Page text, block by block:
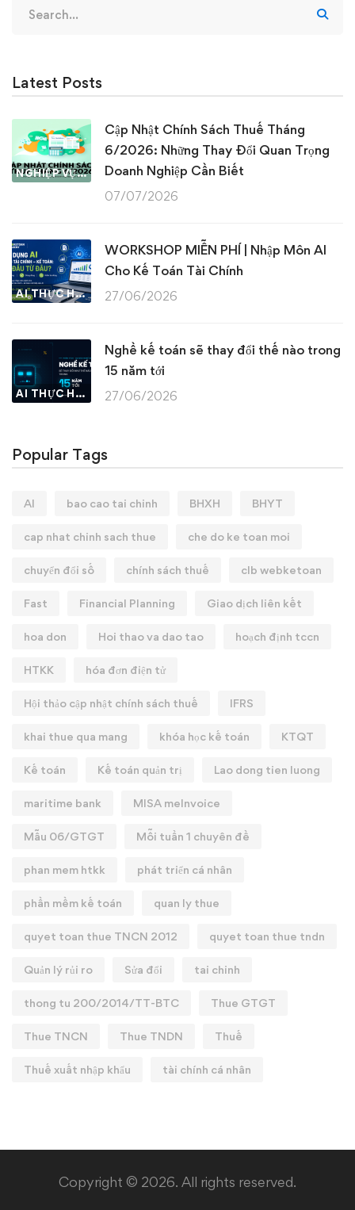
for:
Latest Posts
NGHIỆP VỤ KẾ TOÁN & THUẾ
Cập Nhật Chính Sách Thuế Tháng
6/2026: Những Thay Đổi Quan Trọng
Doanh Nghiệp Cần Biết
07/07/2026
AI THỰC HÀNH
WORKSHOP MIỄN PHÍ | Nhập Môn AI
Cho Kế Toán Tài Chính
27/06/2026
AI THỰC HÀNH
Nghề kế toán sẽ thay đổi thế nào trong
15 năm tới
27/06/2026
Popular Tags
AI bao cao tai chinh BHXH BHYT
cap nhat chinh sach thue che do ke toan moi
chuyển đổi số chính sách thuế clb webketoan
Fast Financial Planning Giao dịch liên kết
hoa don Hoi thao va dao tao hoạch định tccn
HTKK hóa đơn điện tử
Hội thảo cập nhật chính sách thuế IFRS
khai thue qua mang khóa học kế toán KTQT
Kế toán Kế toán quản trị Lao dong tien luong
maritime bank MISA meInvoice
Mẫu 06/GTGT Mỗi tuần 1 chuyên đề
phan mem htkk phát triển cá nhân
phần mềm kế toán quan ly thue
quyet toan thue TNCN 2012 quyet toan thue tndn
Quản lý rủi ro Sửa đổi tai chinh
thong tu 200/2014/TT-BTC Thue GTGT
Thue TNCN Thue TNDN Thuế
Thuế xuất nhập khẩu tài chính cá nhân
Copyright © 2026. All rights reserved.